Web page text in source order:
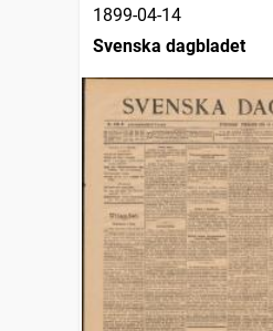
1899-04-14
Svenska dagbladet